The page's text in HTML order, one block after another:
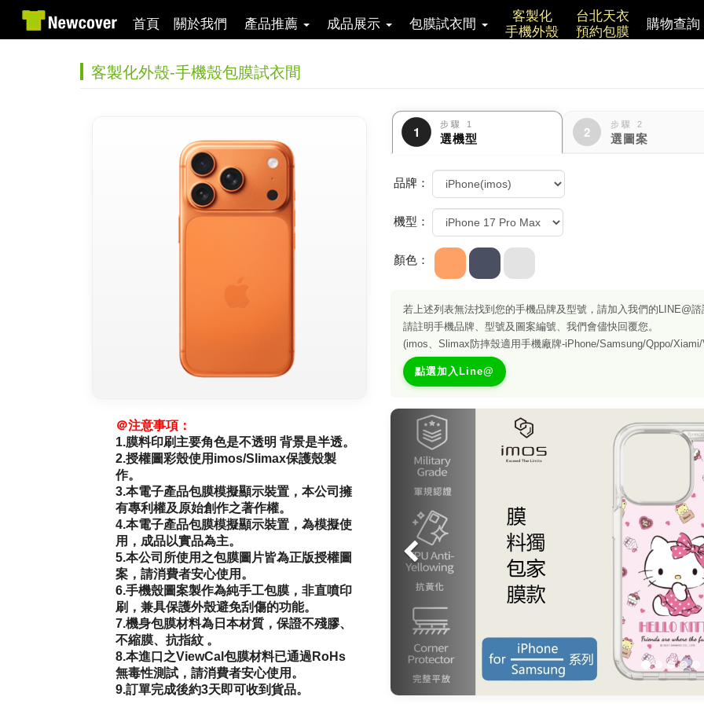
首頁 關於我們 產品推薦 成品展示 包膜試衣間
客製化
手機外殼
台北天衣
預約包膜
購物查詢
客製化外殼-手機殼包膜試衣間
＠注意事項：
1.膜料印刷主要角色是不透明 背景是半透。
2.授權圖彩殼使用imos/Slimax保護殼製
作。
3.本電子產品包膜模擬顯示裝置，本公司擁
有專利權及原始創作之著作權。
4.本電子產品包膜模擬顯示裝置，為模擬使
用，成品以實品為主。
5.本公司所使用之包膜圖片皆為正版授權圖
案，請消費者安心使用。
6.手機殼圖案製作為純手工包膜，非直噴印
刷，兼具保護外殼避免刮傷的功能。
7.機身包膜材料為日本材質，保證不殘膠、
不縮膜、抗指紋 。
8.本進口之ViewCal包膜材料已通過RoHs
無毒性測試，請消費者安心使用。
9.訂單完成後約3天即可收到貨品。
選機型 選圖案
品牌：
機型：
顏色：
若上述列表無法找到您的手機品牌及型號，請加入我們的LINE@諮
請註明手機品牌、型號及圖案編號、我們會儘快回覆您。
(imos、Slimax防摔殼適用手機廠牌-iPhone/Samsung/Qppo/
點選加入Line@
Previous